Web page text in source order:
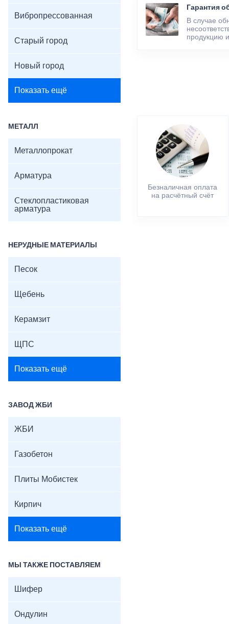
Вибропрессованная
Старый город
Новый город
Показать ещё
МЕТАЛЛ
Металлопрокат
Арматура
Cтеклопластиковая
арматура
НЕРУДНЫЕ МАТЕРИАЛЫ
Песок
Щебень
Керамзит
ЩПС
Показать ещё
ЗАВОД ЖБИ
ЖБИ
Газобетон
Плиты Мобистек
Кирпич
Показать ещё
МЫ ТАКЖЕ ПОСТАВЛЯЕМ
Шифер
Ондулин
Гарантия
В случае
продукцию
Безналичная оплата
на расчётный счёт